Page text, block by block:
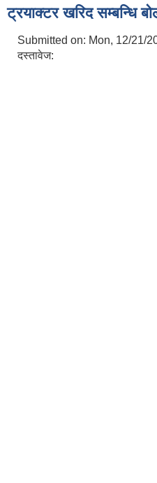
ट्रयाक्टर खरिद सम्बन्धि
Submitted on: Mon, 12/21/
दस्तावेज: